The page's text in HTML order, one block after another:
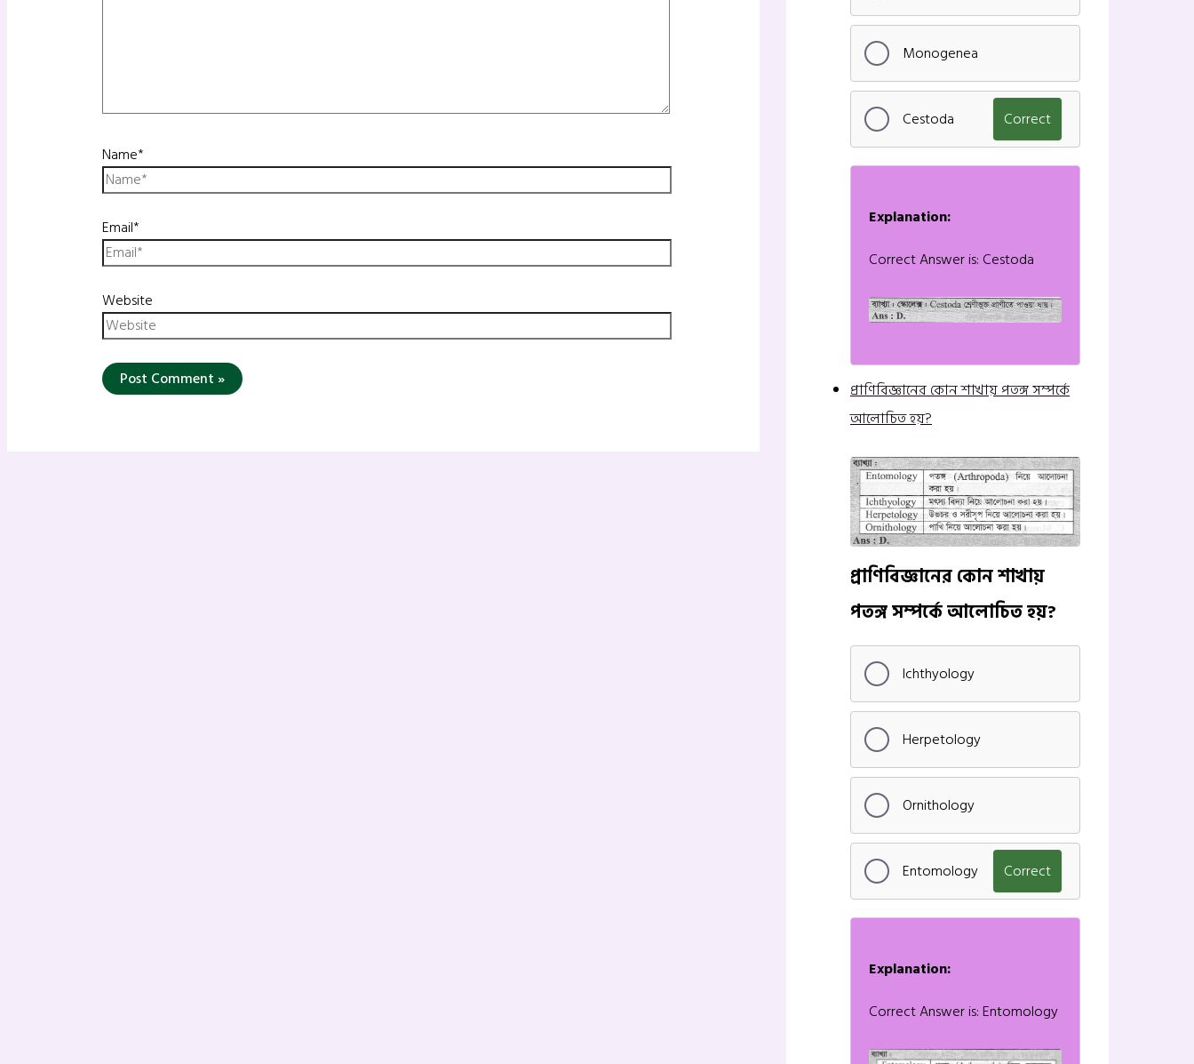
Name*
Email*
Website
Monogenea
Cestoda Correct
Explanation:
Correct Answer is: Cestoda
প্রাণিবিজ্ঞানের কোন শাখায় পতঙ্গ সম্পর্কে
আলোচিত হয়?
প্রাণিবিজ্ঞানের কোন শাখায়
পতঙ্গ সম্পর্কে আলোচিত হয়?
Ichthyology
Herpetology
Ornithology
Entomology Correct
Explanation:
Correct Answer is: Entomology